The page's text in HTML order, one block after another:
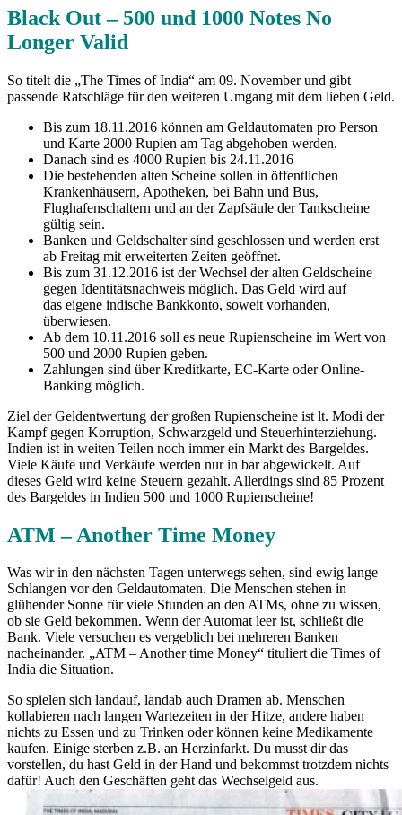
Black Out – 500 und 1000 Notes No
Longer Valid
So titelt die „The Times of India“ am 09. November und gibt
passende Ratschläge für den weiteren Umgang mit dem lieben Geld.
Bis zum 18.11.2016 können am Geldautomaten pro Person
und Karte 2000 Rupien am Tag abgehoben werden.
Danach sind es 4000 Rupien bis 24.11.2016
Die bestehenden alten Scheine sollen in öffentlichen
Krankenhäusern, Apotheken, bei Bahn und Bus,
Flughafenschaltern und an der Zapfsäule der Tankscheine
gültig sein.
Banken und Geldschalter sind geschlossen und werden erst
ab Freitag mit erweiterten Zeiten geöffnet.
Bis zum 31.12.2016 ist der Wechsel der alten Geldscheine
gegen Identitätsnachweis möglich. Das Geld wird auf
das eigene indische Bankkonto, soweit vorhanden,
überwiesen.
Ab dem 10.11.2016 soll es neue Rupienscheine im Wert von
500 und 2000 Rupien geben.
Zahlungen sind über Kreditkarte, EC-Karte oder Online-
Banking möglich.
Ziel der Geldentwertung der großen Rupienscheine ist lt. Modi der
Kampf gegen Korruption, Schwarzgeld und Steuerhinterziehung.
Indien ist in weiten Teilen noch immer ein Markt des Bargeldes.
Viele Käufe und Verkäufe werden nur in bar abgewickelt. Auf
dieses Geld wird keine Steuern gezahlt. Allerdings sind 85 Prozent
des Bargeldes in Indien 500 und 1000 Rupienscheine!
ATM – Another Time Money
Was wir in den nächsten Tagen unterwegs sehen, sind ewig lange
Schlangen vor den Geldautomaten. Die Menschen stehen in
glühender Sonne für viele Stunden an den ATMs, ohne zu wissen,
ob sie Geld bekommen. Wenn der Automat leer ist, schließt die
Bank. Viele versuchen es vergeblich bei mehreren Banken
nacheinander. „ATM – Another time Money“ tituliert die Times of
India die Situation.
So spielen sich landauf, landab auch Dramen ab. Menschen
kollabieren nach langen Wartezeiten in der Hitze, andere haben
nichts zu Essen und zu Trinken oder können keine Medikamente
kaufen. Einige sterben z.B. an Herzinfarkt. Du musst dir das
vorstellen, du hast Geld in der Hand und bekommst trotzdem nichts
dafür! Auch den Geschäften geht das Wechselgeld aus.